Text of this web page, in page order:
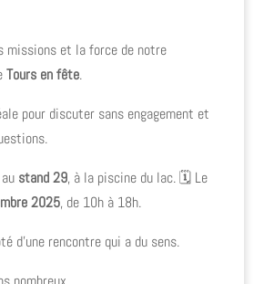
missions et la force de notre
Tours en fête.
pour discuter sans engagement et
stand 29, à la piscine du lac. 🗓️ Le
2025, de 10h à 18h.
d’une rencontre qui a du sens.